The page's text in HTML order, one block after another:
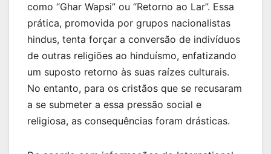
como “Ghar Wapsi” ou “Retorno ao Lar”. Essa
prática, promovida por grupos nacionalistas
hindus, tenta forçar a conversão de indivíduos
de outras religiões ao hinduísmo, enfatizando
um suposto retorno às suas raízes culturais.
No entanto, para os cristãos que se recusaram
a se submeter a essa pressão social e
religiosa, as consequências foram drásticas.